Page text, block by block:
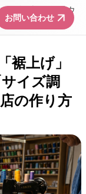
お問い合わせarrow_forward
「裾上げ」「ウ
裾上げ」
イズ調
の作り方